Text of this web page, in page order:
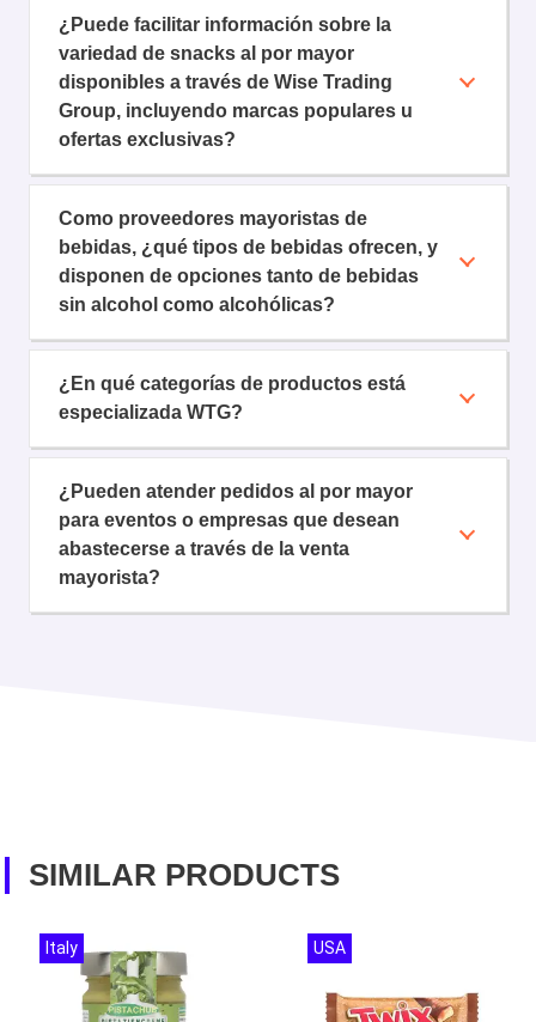
¿Puede facilitar información sobre la
variedad de snacks al por mayor
disponibles a través de Wise Trading
Group, incluyendo marcas populares u
ofertas exclusivas?
Como proveedores mayoristas de
bebidas, ¿qué tipos de bebidas ofrecen, y
disponen de opciones tanto de bebidas
sin alcohol como alcohólicas?
¿En qué categorías de productos está
especializada WTG?
¿Pueden atender pedidos al por mayor
para eventos o empresas que desean
abastecerse a través de la venta
mayorista?
SIMILAR PRODUCTS
Italy USA